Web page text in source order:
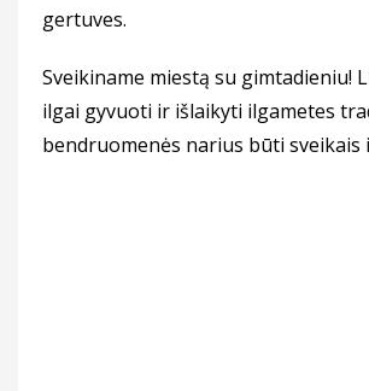
gertuves.
Sveikiname miestą su gimtadieniu!
ilgai gyvuoti ir išlaikyti ilgametes
bendruomenės narius būti sveikais